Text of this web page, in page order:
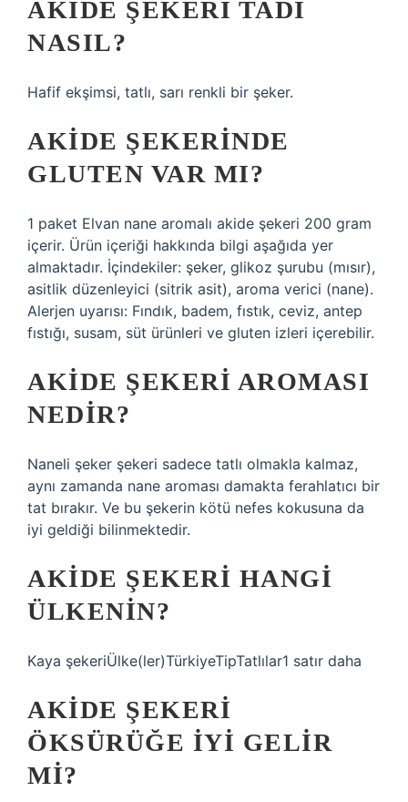
AKIDE ŞEKERI TADI
NASIL?
Hafif ekşimsi, tatlı, sarı renkli bir şeker.
AKIDE ŞEKERINDE
GLUTEN VAR MI?
1 paket Elvan nane aromalı akide şekeri 200 gram
içerir. Ürün içeriği hakkında bilgi aşağıda yer
almaktadır. İçindekiler: şeker, glikoz şurubu (mısır),
asitlik düzenleyici (sitrik asit), aroma verici (nane).
Alerjen uyarısı: Fındık, badem, fıstık, ceviz, antep
fıstığı, susam, süt ürünleri ve gluten izleri içerebilir.
AKIDE ŞEKERI AROMASI
NEDIR?
Naneli şeker şekeri sadece tatlı olmakla kalmaz,
aynı zamanda nane aroması damakta ferahlatıcı bir
tat bırakır. Ve bu şekerin kötü nefes kokusuna da
iyi geldiği bilinmektedir.
AKIDE ŞEKERI HANGI
ÜLKENIN?
Kaya şekeriÜlke(ler)TürkiyeTipTatlılar1 satır daha
AKIDE ŞEKERI
ÖKSÜRÜĞE IYI GELIR
MI?